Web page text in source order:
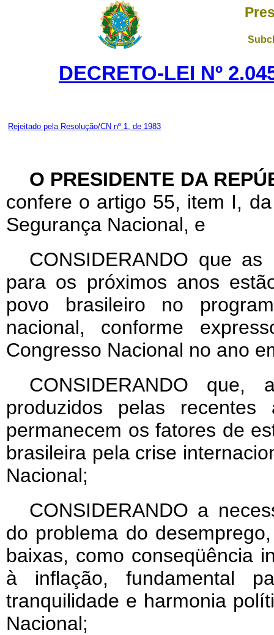
DECRETO-LEI Nº
Rejeitado pela Resolução/CN nº 1, de 1983
O PRESIDENTE DA
confere o artigo 55, item I,
Segurança Nacional, e
CONSIDERANDO que
para os próximos anos
povo brasileiro no
nacional, conforme
Congresso Nacional no ano
CONSIDERANDO que,
produzidos pelas recentes
permanecem os fatores de
brasileira pela crise
Nacional;
CONSIDERANDO a
do problema do
baixas, como conseqüência
à inflação, fundamental
tranquilidade e harmonia
Nacional;